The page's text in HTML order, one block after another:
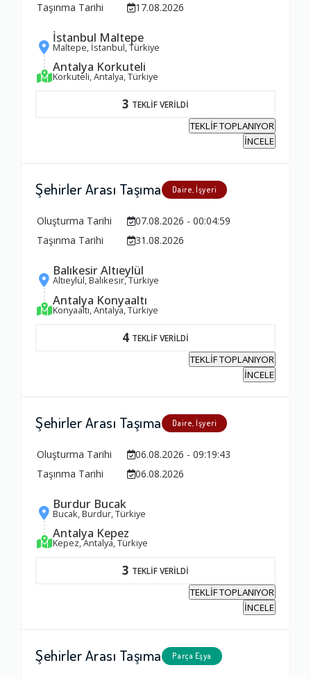
Taşınma Tarihi
17.08.2026
İstanbul Maltepe
Maltepe, İstanbul, Türkiye
Antalya Korkuteli
Korkuteli, Antalya, Türkiye
3 TEKLİF VERİLDİ
TEKLİF TOPLANIYOR
İNCELE
Şehirler Arası Taşıma Daire, İşyeri
Oluşturma Tarihi
07.08.2026 - 00:04:59
Taşınma Tarihi
31.08.2026
Balıkesir Altıeylül
Altıeylül, Balıkesir, Türkiye
Antalya Konyaaltı
Konyaaltı, Antalya, Türkiye
4 TEKLİF VERİLDİ
TEKLİF TOPLANIYOR
İNCELE
Şehirler Arası Taşıma Daire, İşyeri
Oluşturma Tarihi
06.08.2026 - 09:19:43
Taşınma Tarihi
06.08.2026
Burdur Bucak
Bucak, Burdur, Türkiye
Antalya Kepez
Kepez, Antalya, Türkiye
3 TEKLİF VERİLDİ
TEKLİF TOPLANIYOR
İNCELE
Şehirler Arası Taşıma Parça Eşya
1.0
1.0